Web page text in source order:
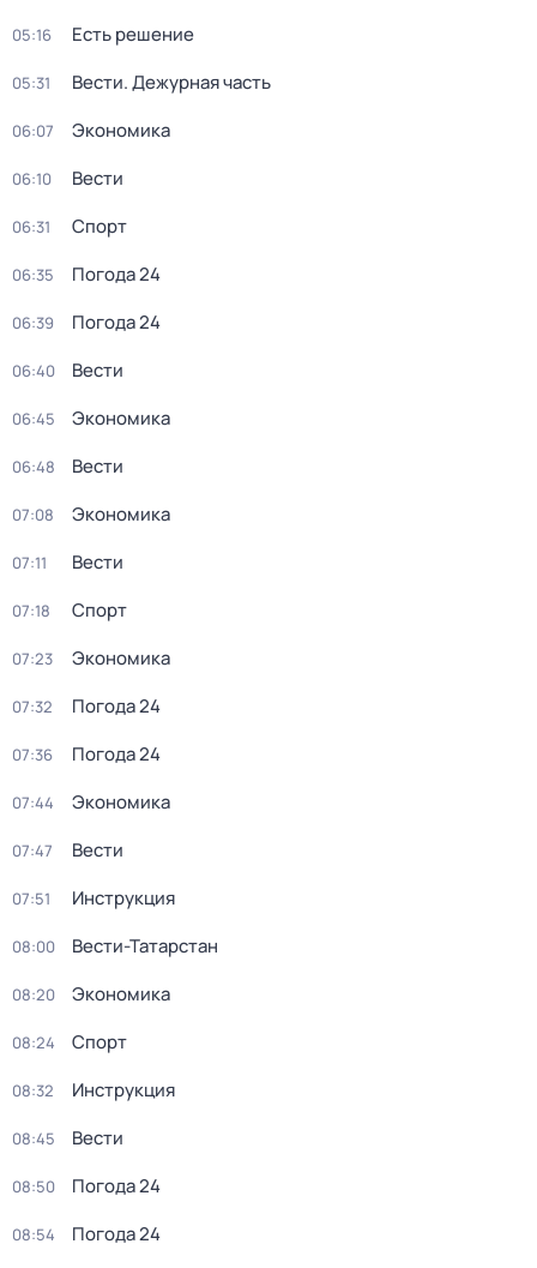
05:16 Есть решение
05:31 Вести. Дежурная часть
06:07 Экономика
06:10 Вести
06:31 Спорт
06:35 Погода 24
06:39 Погода 24
06:40 Вести
06:45 Экономика
06:48 Вести
07:08 Экономика
07:11 Вести
07:18 Спорт
07:23 Экономика
07:32 Погода 24
07:36 Погода 24
07:44 Экономика
07:47 Вести
07:51 Инструкция
08:00 Вести-Татарстан
08:20 Экономика
08:24 Спорт
08:32 Инструкция
08:45 Вести
08:50 Погода 24
08:54 Погода 24